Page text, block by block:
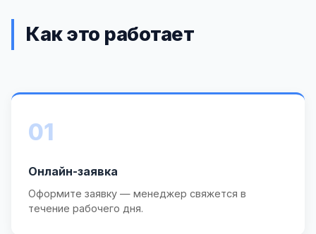
Как это работает
01
Онлайн-заявка
Оформите заявку — менеджер свяжется в
течение рабочего дня.